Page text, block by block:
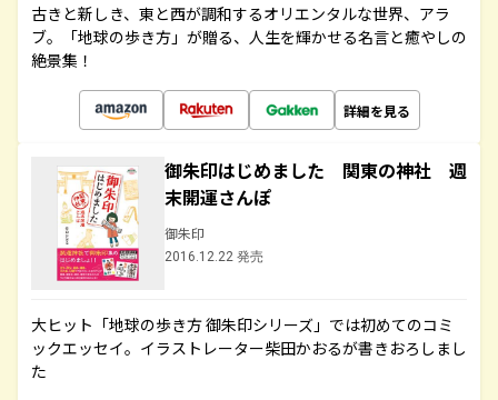
古きと新しき、東と西が調和するオリエンタルな世界、アラ
ブ。「地球の歩き方」が贈る、人生を輝かせる名言と癒やしの
絶景集！
詳細を見る
御朱印はじめました 関東の神社 週
末開運さんぽ
御朱印
2016.12.22 発売
大ヒット「地球の歩き方 御朱印シリーズ」では初めてのコミ
ックエッセイ。イラストレーター柴田かおるが書きおろしまし
た